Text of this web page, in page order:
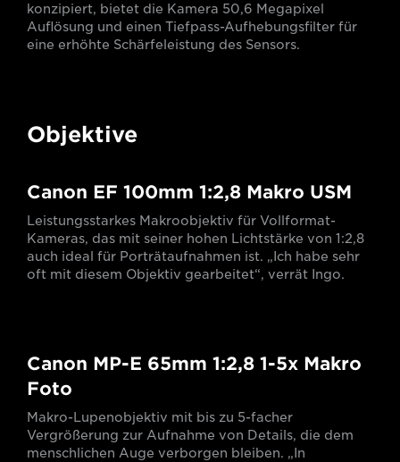
konzipiert, bietet die Kamera 50,6 Megapixel
Auflösung und einen Tiefpass-Aufhebungsfilter für
eine erhöhte Schärfeleistung des Sensors.
Objektive
Canon EF 100mm 1:2,8 Makro USM
Leistungsstarkes Makroobjektiv für Vollformat-
Kameras, das mit seiner hohen Lichtstärke von 1:2,8
auch ideal für Porträtaufnahmen ist. „Ich habe sehr
oft mit diesem Objektiv gearbeitet“, verrät Ingo.
Canon MP-E 65mm 1:2,8 1-5x Makro
Foto
Makro-Lupenobjektiv mit bis zu 5-facher
Vergrößerung zur Aufnahme von Details, die dem
menschlichen Auge verborgen bleiben. „In